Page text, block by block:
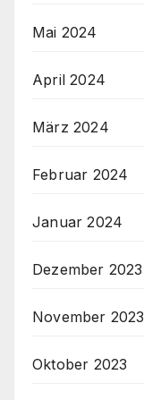
Mai 2024
April 2024
März 2024
Februar 2024
Januar 2024
Dezember 2023
November 2023
Oktober 2023